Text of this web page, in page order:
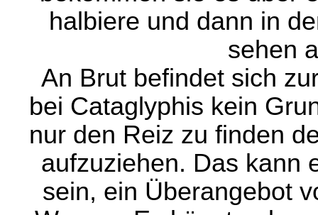
halbiere und dann in
sehen
An Brut befindet sich
bei Cataglyphis kein
nur den Reiz zu finden
aufzuziehen. Das kann
sein, ein Überangebot